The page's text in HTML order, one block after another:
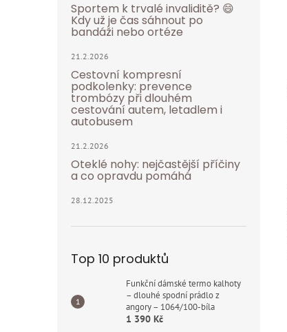
Sportem k trvalé invaliditě? 😄
Kdy už je čas sáhnout po
bandáži nebo ortéze
21.2.2026
Cestovní kompresní
podkolenky: prevence
trombózy při dlouhém
cestování autem, letadlem i
autobusem
21.2.2026
Oteklé nohy: nejčastější příčiny
a co opravdu pomáhá
28.12.2025
Top 10 produktů
Funkční dámské termo kalhoty
– dlouhé spodní prádlo z
angory – 1064/100-bíla
1 390 Kč